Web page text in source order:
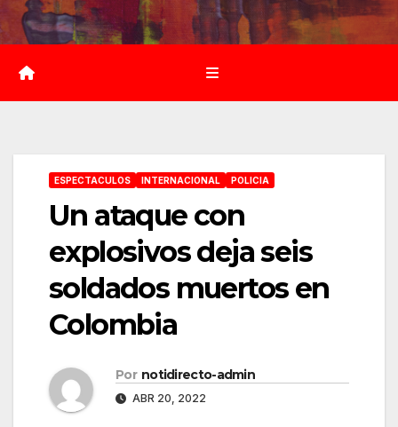
Saltar
al
contenido
ESPECTACULOS INTERNACIONAL POLICIA
Un ataque con
explosivos deja seis
soldados muertos en
Colombia
Por notidirecto-admin
ABR 20, 2022